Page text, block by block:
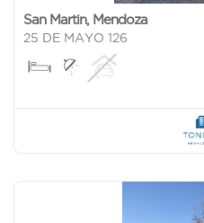
San Martin, Mendoza
25 DE MAYO 126